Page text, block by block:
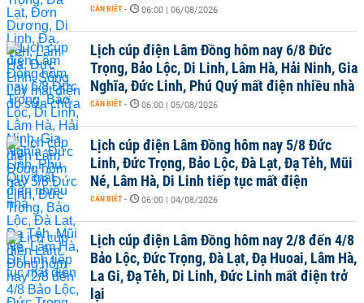
CẦN BIẾT - 06:00 | 06/08/2026
Lịch cúp điện Lâm Đồng hôm nay 6/8 Đức
Trọng, Bảo Lộc, Di Linh, Lâm Hà, Hải Ninh, Gia
Nghĩa, Đức Linh, Phú Quý mất điện nhiều nhà
CẦN BIẾT - 06:00 | 05/08/2026
Lịch cúp điện Lâm Đồng hôm nay 5/8 Đức
Linh, Đức Trọng, Bảo Lộc, Đà Lạt, Đạ Tẻh, Mũi
Né, Lâm Hà, Di Linh tiếp tục mất điện
CẦN BIẾT - 06:00 | 04/08/2026
Lịch cúp điện Lâm Đồng hôm nay 2/8 đến 4/8
Bảo Lộc, Đức Trọng, Đà Lạt, Đạ Huoai, Lâm Hà,
La Gi, Đạ Tẻh, Di Linh, Đức Linh mất điện trở
lại